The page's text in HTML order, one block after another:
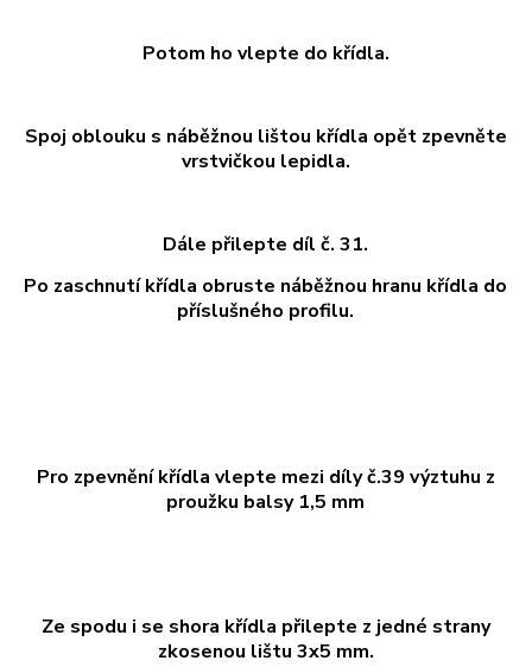
Potom ho vlepte do křídla.
Spoj oblouku s náběžnou lištou křídla opět zpevněte
vrstvičkou lepidla.
Dále přilepte díl č. 31.
Po zaschnutí křídla obruste náběžnou hranu křídla do
příslušného profilu.
Pro zpevnění křídla vlepte mezi díly č.39 výztuhu z
proužku balsy 1,5 mm
Ze spodu i se shora křídla přilepte z jedné strany
zkosenou lištu 3x5 mm.